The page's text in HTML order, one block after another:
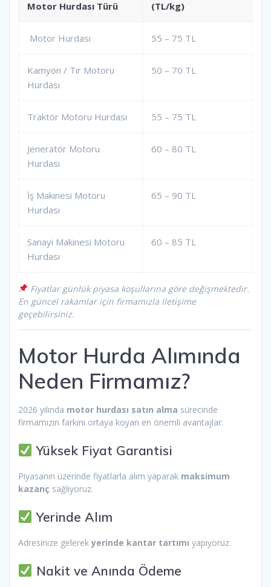
Motor Hurdası Türü (TL/kg)
Motor Hurdası 55 – 75 TL
Kamyon / Tır Motoru
Hurdası
50 – 70 TL
Traktör Motoru Hurdası 55 – 75 TL
Jeneratör Motoru
Hurdası
60 – 80 TL
İş Makinesi Motoru
Hurdası
65 – 90 TL
Sanayi Makinesi Motoru
Hurdası
60 – 85 TL
Fiyatlar günlük piyasa koşullarına göre değişmektedir.
En güncel rakamlar için firmamızla iletişime
geçebilirsiniz.
Motor Hurda Alımında
Neden Firmamız?
2026 yılında motor hurdası satın alma sürecinde
firmamızın farkını ortaya koyan en önemli avantajlar:
Yüksek Fiyat Garantisi
Piyasanın üzerinde fiyatlarla alım yaparak maksimum
kazanç sağlıyoruz.
Yerinde Alım
Adresinize gelerekyerinde kantar tartımı yapıyoruz.
Nakit ve Anında Ödeme